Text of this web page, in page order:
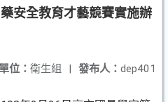
安全教育才藝競賽實施辦
發布人： dep401
位： 衛生組 |